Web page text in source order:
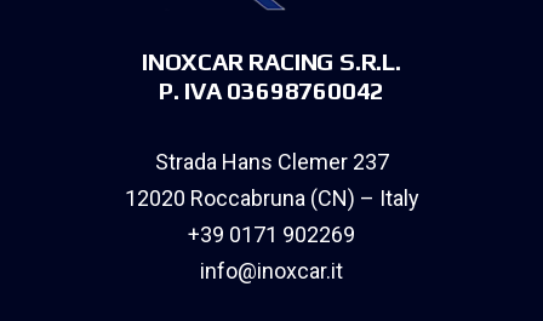
INOXCAR RACING S.R.L.
P. IVA 03698760042
Strada Hans Clemer 237
12020 Roccabruna (CN) – Italy
+39 0171 902269
info@inoxcar.it